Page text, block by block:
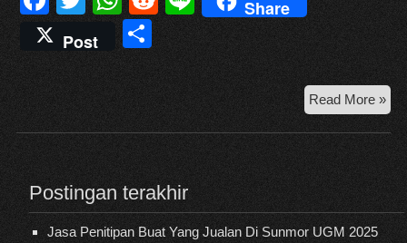
a
c
e
b
o
o
k
wi
tt
h
at
A
p
p
e
d
di
t
n
e
Share
Post
S
h
ar
Read More »
Postingan terakhir
Jasa Penitipan Buat Yang Jualan Di Sunmor UGM 2025